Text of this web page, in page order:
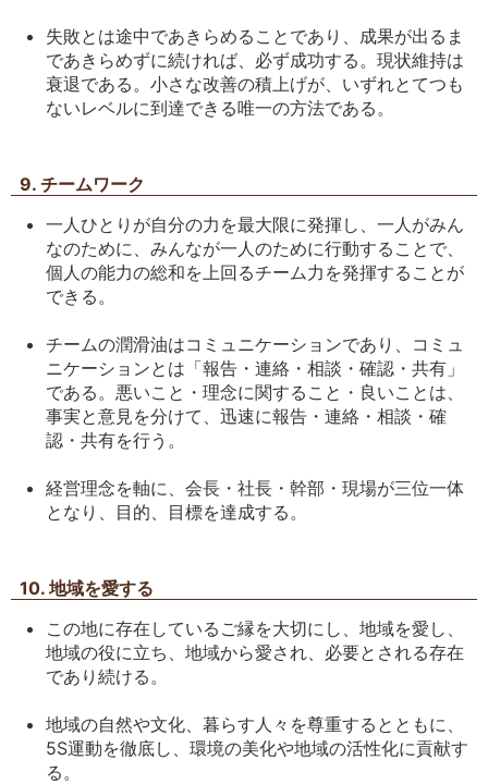
失敗とは途中であきらめることであり、成果が出るま
であきらめずに続ければ、必ず成功する。現状維持は
衰退である。小さな改善の積上げが、いずれとてつも
ないレベルに到達できる唯一の方法である。
9. チームワーク
一人ひとりが自分の力を最大限に発揮し、一人がみん
なのために、みんなが一人のために行動することで、
個人の能力の総和を上回るチーム力を発揮することが
できる。
チームの潤滑油はコミュニケーションであり、コミュ
ニケーションとは「報告・連絡・相談・確認・共有」
である。悪いこと・理念に関すること・良いことは、
事実と意見を分けて、迅速に報告・連絡・相談・確
認・共有を行う。
経営理念を軸に、会長・社長・幹部・現場が三位一体
となり、目的、目標を達成する。
10. 地域を愛する
この地に存在しているご縁を大切にし、地域を愛し、
地域の役に立ち、地域から愛され、必要とされる存在
であり続ける。
地域の自然や文化、暮らす人々を尊重するとともに、
5S運動を徹底し、環境の美化や地域の活性化に貢献す
る。